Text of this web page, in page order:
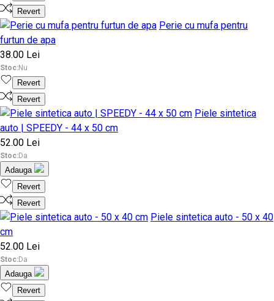
Revert
Perie cu mufa pentru
furtun de apa
38.00 Lei
Stoc:Nu
Revert
Revert
Piele sintetica
auto | SPEEDY - 44 x 50 cm
52.00 Lei
Stoc:Da
Adauga
Revert
Revert
Piele sintetica auto - 50 x 40
cm
52.00 Lei
Stoc:Da
Adauga
Revert